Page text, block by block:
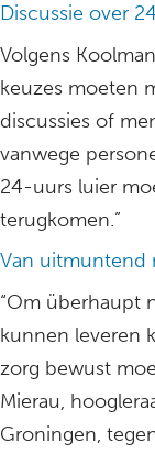
Discussie over
Volgens
keuzes moeten
discussies of
vanwege
24-uurs luier
terugkomen.”
Van uitmuntend
“Om überhaupt
kunnen leveren
zorg bewust
Mierau,
Groningen,